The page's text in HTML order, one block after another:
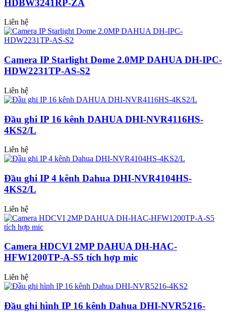
HDBW3241RP-ZA
Liên hệ
Camera IP Starlight Dome 2.0MP DAHUA DH-IPC-
HDW2231TP-AS-S2
Liên hệ
Đầu ghi IP 16 kênh DAHUA DHI-NVR4116HS-
4KS2/L
Liên hệ
Đầu ghi IP 4 kênh Dahua DHI-NVR4104HS-
4KS2/L
Liên hệ
Camera HDCVI 2MP DAHUA DH-HAC-
HFW1200TP-A-S5 tích hợp mic
Liên hệ
Đầu ghi hình IP 16 kênh Dahua DHI-NVR5216-